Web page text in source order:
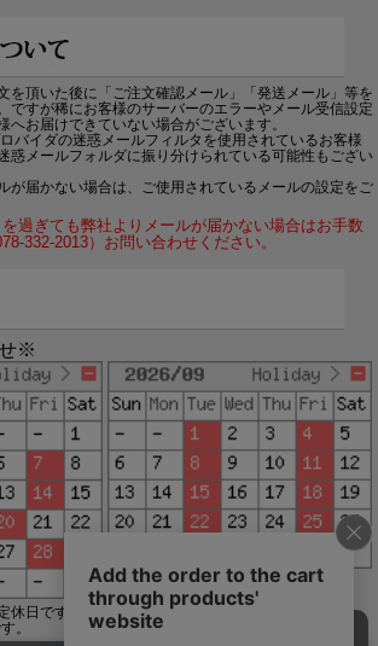
を頂いた後に「ご注文確認メール」「発送メール」等を
ですが稀にお客様のサーバーのエラーやメール受信設定
へお届けできていない場合がございます。
バイダの迷惑メールフィルタを使用されているお客様
惑メールフォルダに振り分けられている可能性もござい
が届かない場合は、ご使用されているメールの設定をご
過ぎても弊社よりメールが届かない場合はお手数
332-2013）お問い合わせください。
※
休日です。
。